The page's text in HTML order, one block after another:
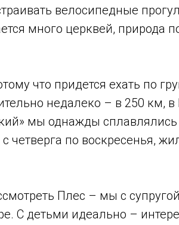
велосипедные
много церквей, природа
что придется ехать по
недалеко – в 250 км, в
мы однажды сплавлялись
четверга по воскресенья,
Плес – мы с
С детьми идеально –